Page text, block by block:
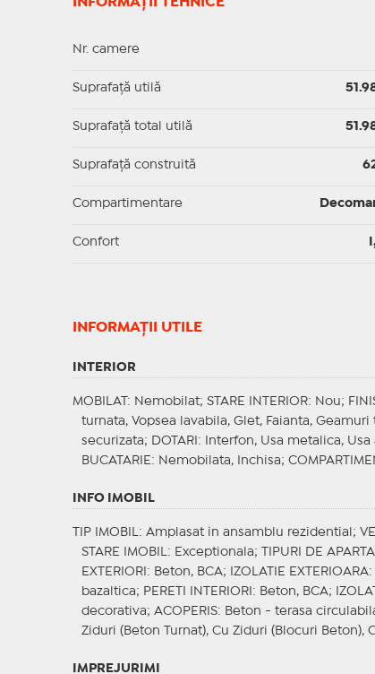
Nr. camere
Suprafaţă utilă
Suprafaţă total utilă
Suprafaţă construită
Compartimentare
Confort
INFORMAŢII UTILE
INTERIOR
MOBILAT : Nemobilat; STARE INTERIOR: Nou;
turnata, Vopsea lavabila, Glet, Faianta,
securizata;
DOTARI : Interfon, Usa metalica,
BUCATARIE : Nemobilata, Inchisa;
INFO IMOBIL
TIP IMOBIL : Amplasat in ansamblu rezidential;
STARE IMOBIL
: Exceptionala; TIPURI DE
EXTERIORI : Beton, BCA; IZOLATIE EXTERIOARA:
bazaltica; PERETI INTERIORI : Beton, BCA;
decorativa; ACOPERIS: Beton - terasa
Ziduri (Beton Turnat), Cu Ziduri (Blocuri Beton),
IMPREJURIMI